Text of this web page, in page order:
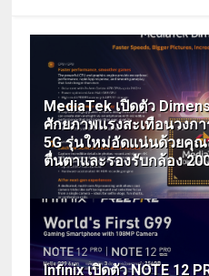
MediaTek เปิดตัว
ศักยภาพแรงสะเทือนวงก
5G รุ่นใหม่อัดแน่นด้วยคุ
ตื่นตาและรองรับกล้อง
Infinix เปิดตัว NOTE 12